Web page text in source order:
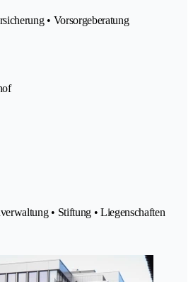
• Vorsorgeberatung
• Stiftung • Liegenschaften